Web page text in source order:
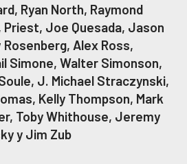
Ryan North, Raymond
Priest, Joe Quesada, Jason
Alex Ross,
Simone, Walter Simonson,
J. Michael Straczynski,
Kelly Thompson, Mark
Toby Whithouse, Jeremy
y Jim Zub